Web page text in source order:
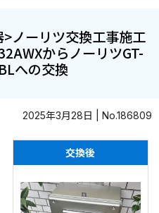
ノーリツ交換工事施工
からノーリツGT-
への交換
2025年3月28日 | No.186809
交換後